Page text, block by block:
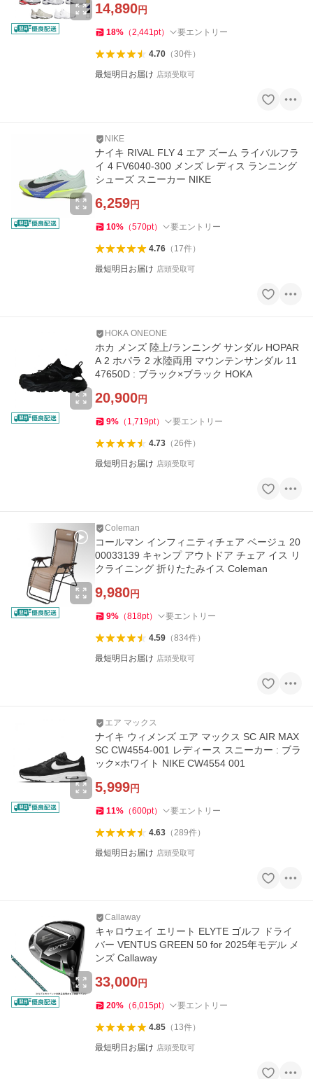
14,890円
18% （2,441pt） 要エントリー
4.70（30件）
最短明日お届け 店頭受取可
NIKE
ナイキ RIVAL FLY 4 エア ズーム ライバルフラ
イ 4 FV6040-300 メンズ レディス ランニング
シューズ スニーカー NIKE
6,259円
10% （570pt） 要エントリー
4.76（ 17件）
最短明日お届け 店頭受取可
HOKA ONEONE
ホカ メンズ 陸上/ランニング サンダル HOPAR
A 2 ホパラ 2 水陸両用 マウンテンサンダル 11
47650D : ブラック×ブラック HOKA
20,900円
9% （ 1,719pt） 要エントリー
4.73（26件）
最短明日お届け 店頭受取可
Coleman
コールマン インフィニティチェア ベージュ 20
00033139 キャンプ アウトドア チェア イス リ
クライニング 折りたたみイス Coleman
9,980円
9% （818pt） 要エントリー
4.59（834件）
最短明日お届け 店頭受取可
エア マックス
ナイキ ウィメンズ エア マックス SC AIR MAX
SC CW4554-001 レディース スニーカー : ブラ
ック×ホワイト NIKE CW4554 001
5,999円
11% （600pt） 要エントリー
4.63（289件）
最短明日お届け 店頭受取可
Callaway
キャロウェイ エリート ELYTE ゴルフ ドライ
バー VENTUS GREEN 50 for 2025年モデル メ
ンズ Callaway
33,000円
20% （6,015pt） 要エントリー
4.85（ 13件）
最短明日お届け 店頭受取可